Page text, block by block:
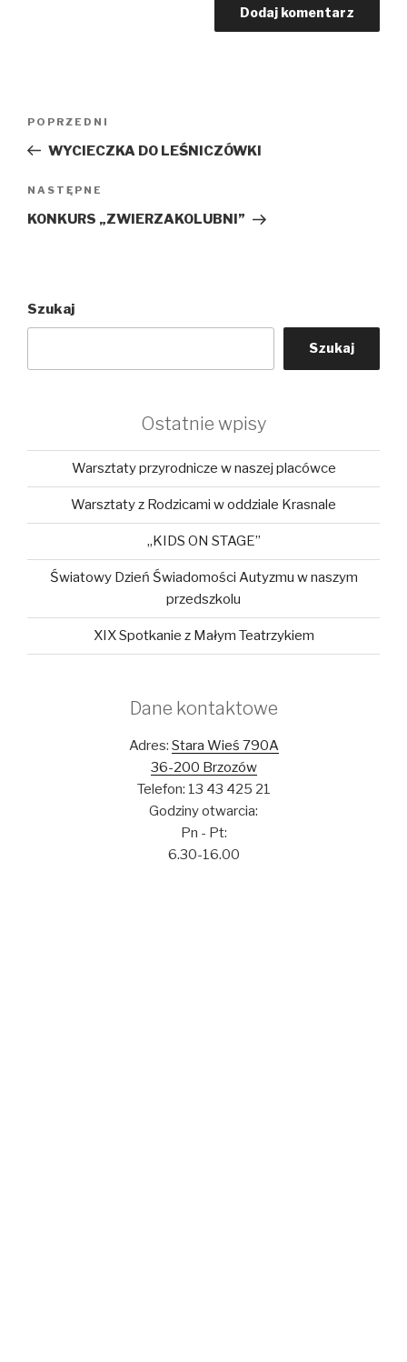
Poprzedni
wpis
POPRZEDNI
WYCIECZKA DO LEŚNICZÓWKI
Następny
wpis
NASTĘPNE
KONKURS „ZWIERZAKOLUBNI”
Szukaj
Szukaj
Ostatnie wpisy
Warsztaty przyrodnicze w naszej placówce
Warsztaty z Rodzicami w oddziale Krasnale
„KIDS ON STAGE”
Światowy Dzień Świadomości Autyzmu w naszym
przedszkolu
XIX Spotkanie z Małym Teatrzykiem
Dane kontaktowe
Adres: Stara Wieś 790A
36-200 Brzozów
Telefon: 13 43 425 21
Godziny otwarcia:
Pn - Pt:
6.30-16.00